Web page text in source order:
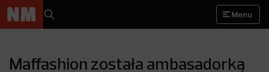
Menu
Maffashion została ambasadorką